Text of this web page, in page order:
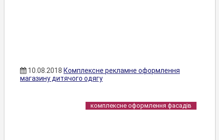
10.08.2018 Комплексне рекламне оформлення
магазину дитячого одягу
комплексне оформлення фасадів